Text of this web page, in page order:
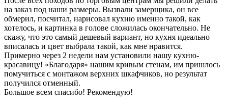
на заказ под наши размеры. Вызвали замерщика, он все
обмерил, посчитал, нарисовал кухню именно такой, как
хотелось, и картинка в голове сложилась окончательно. Не
скажу, что это самый дешевый вариант, но кухня идеально
вписалась и цвет выбрала такой, как мне нравится.
Примерно через 2 недели нам установили нашу кухню-
красавицу! «Благодаря» нашим кривым стенам, им пришлось
помучиться с монтажом верхних шкафчиков, но результат
получился отменный.
Большое всем спасибо! Рекомендую!